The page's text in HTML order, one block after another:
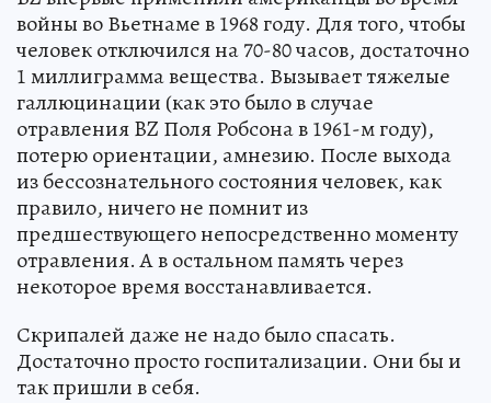
войны во Вьетнаме в 1968 году. Для того, чтобы
человек отключился на 70-80 часов, достаточно
1 миллиграмма вещества. Вызывает тяжелые
галлюцинации (как это было в случае
отравления BZ Поля Робсона в 1961-м году),
потерю ориентации, амнезию. После выхода
из бессознательного состояния человек, как
правило, ничего не помнит из
предшествующего непосредственно моменту
отравления. А в остальном память через
некоторое время восстанавливается.
Скрипалей даже не надо было спасать.
Достаточно просто госпитализации. Они бы и
так пришли в себя.